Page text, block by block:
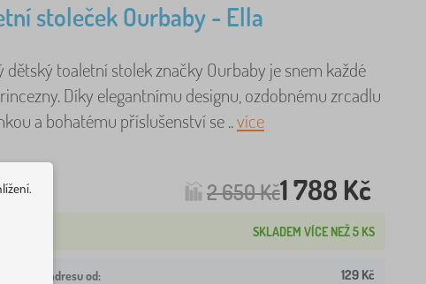
stoleček Ourbaby - Ella
dětský toaletní stolek značky Ourbaby je snem každé
Díky elegantnímu designu, ozdobnému zrcadlu
a bohatému příslušenství se ..více
2 650 Kč1 788 Kč
SKLADEM VÍCE NEŽ 5 KS
na Vaši adresu od: 129 Kč